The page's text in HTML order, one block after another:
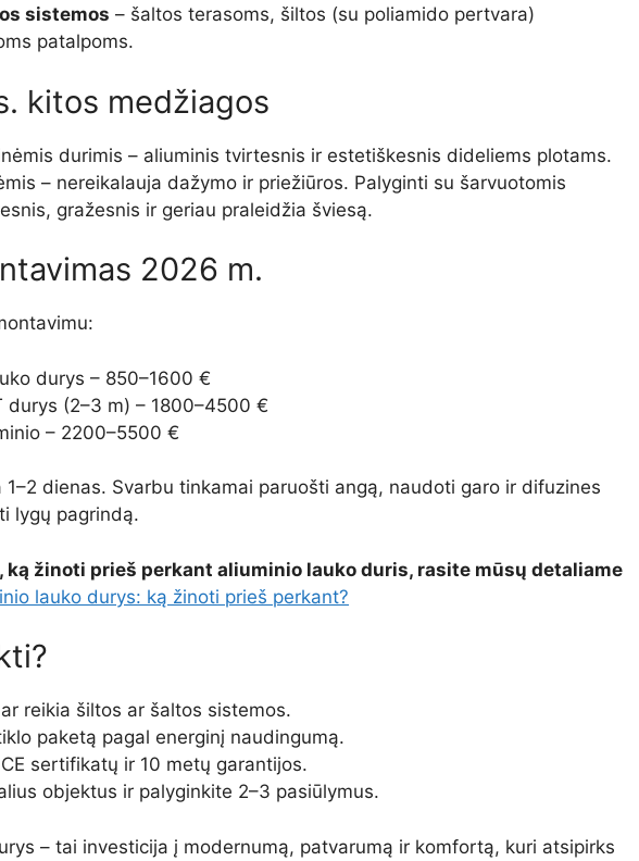
sistemos – šaltos terasoms, šiltos (su poliamido pertvara)
patalpoms.
kitos medžiagos
durimis – aliuminis tvirtesnis ir estetiškesnis dideliems plotams.
– nereikalauja dažymo ir priežiūros. Palyginti su šarvuotomis
gražesnis ir geriau praleidžia šviesą.
2026 m.
durys – 850–1600 €
durys (2–3 m) – 1800–4500 €
– 2200–5500 €
dienas. Svarbu tinkamai paruošti angą, naudoti garo ir difuzines
lygų pagrindą.
ką žinoti prieš perkant aliuminio lauko duris, rasite mūsų detaliame
lauko durys: ką žinoti prieš perkant?
reikia šiltos ar šaltos sistemos.
paketą pagal energinį naudingumą.
sertifikatų ir 10 metų garantijos.
objektus ir palyginkite 2–3 pasiūlymus.
– tai investicija į modernumą, patvarumą ir komfortą, kuri atsipirks